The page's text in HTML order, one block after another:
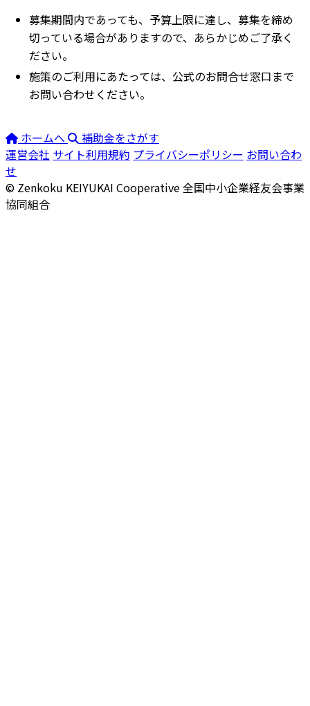
募集期間内であっても、予算上限に達し、募集を締め
切っている場合がありますので、あらかじめご了承く
ださい。
施策のご利用にあたっては、公式のお問合せ窓口まで
お問い合わせください。
ホームへ
補助金をさがす
運営会社 サイト利用規約 プライバシーポリシー お問い合わ
せ
© Zenkoku KEIYUKAI Cooperative全国中小企業経友会事業
協同組合